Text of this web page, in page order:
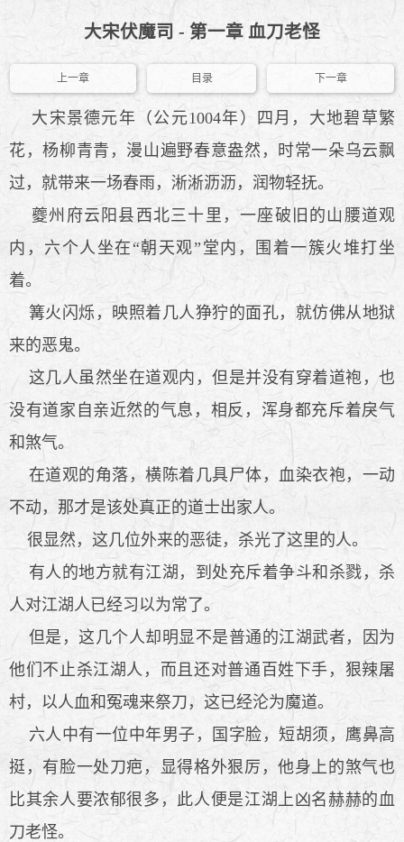
大宋伏魔司 - 第一章 血刀老怪
上一章 目录 下一章
大宋景德元年（公元1004年）四月，大地碧草繁
花，杨柳青青，漫山遍野春意盎然，时常一朵乌云飘
过，就带来一场春雨，淅淅沥沥，润物轻抚。
夔州府云阳县西北三十里，一座破旧的山腰道观
内，六个人坐在“朝天观”堂内，围着一簇火堆打坐
着。
篝火闪烁，映照着几人狰狞的面孔，就仿佛从地狱
来的恶鬼。
这几人虽然坐在道观内，但是并没有穿着道袍，也
没有道家自亲近然的气息，相反，浑身都充斥着戾气
和煞气。
在道观的角落，横陈着几具尸体，血染衣袍，一动
不动，那才是该处真正的道士出家人。
很显然，这几位外来的恶徒，杀光了这里的人。
有人的地方就有江湖，到处充斥着争斗和杀戮，杀
人对江湖人已经习以为常了。
但是，这几个人却明显不是普通的江湖武者，因为
他们不止杀江湖人，而且还对普通百姓下手，狠辣屠
村，以人血和冤魂来祭刀，这已经沦为魔道。
六人中有一位中年男子，国字脸，短胡须，鹰鼻高
挺，有脸一处刀疤，显得格外狠厉，他身上的煞气也
比其余人要浓郁很多，此人便是江湖上凶名赫赫的血
刀老怪。